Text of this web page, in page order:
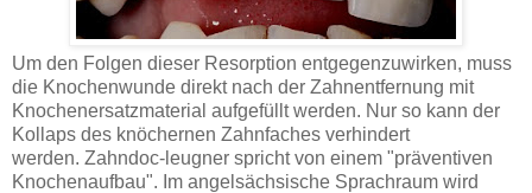
Um den Folgen dieser Resorption entgegenzuwirken, muss
die Knochenwunde direkt nach der Zahnentfernung mit
Knochenersatzmaterial aufgefüllt werden. Nur so kann der
Kollaps des knöchernen Zahnfaches verhindert
werden. Zahndoc-leugner spricht von einem "präventiven
Knochenaufbau". Im angelsächsische Sprachraum wird